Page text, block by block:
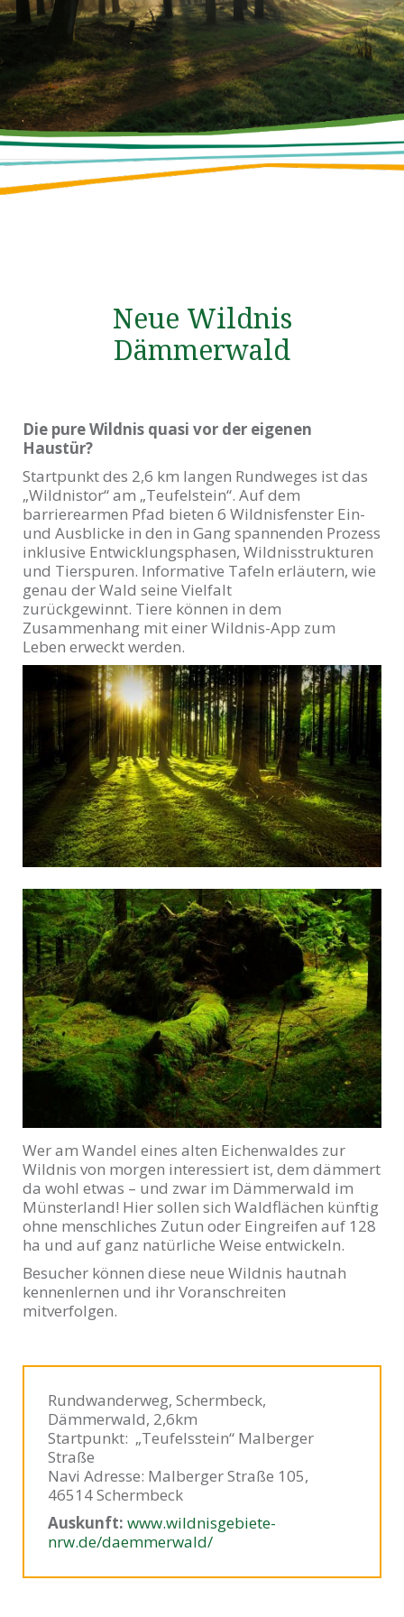
Neue Wildnis
Dämmerwald
Die pure Wildnis quasi vor der eigenen
Haustür?
Startpunkt des 2,6 km langen Rundweges ist das
„Wildnistor“ am „Teufelstein“. Auf dem
barrierearmen Pfad bieten 6 Wildnisfenster Ein-
und Ausblicke in den in Gang spannenden Prozess
inklusive Entwicklungsphasen, Wildnisstrukturen
und Tierspuren. Informative Tafeln erläutern, wie
genau der Wald seine Vielfalt
zurückgewinnt. Tiere können in dem
Zusammenhang mit einer Wildnis-App zum
Leben erweckt werden.
Wer am Wandel eines alten Eichenwaldes zur
Wildnis von morgen interessiert ist, dem dämmert
da wohl etwas – und zwar im Dämmerwald im
Münsterland! Hier sollen sich Waldflächen künftig
ohne menschliches Zutun oder Eingreifen auf 128
ha und auf ganz natürliche Weise entwickeln.
Besucher können diese neue Wildnis hautnah
kennenlernen und ihr Voranschreiten
mitverfolgen.
Rundwanderweg, Schermbeck,
Dämmerwald, 2,6km
Startpunkt: „Teufelsstein“ Malberger
Straße
Navi Adresse: Malberger Straße 105,
46514 Schermbeck
Auskunft: www.wildnisgebiete-
nrw.de/daemmerwald/